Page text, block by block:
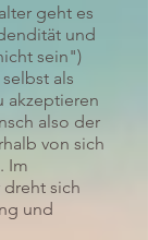
geht es
und
sein")
als
akzeptieren
also der
von sich
Im
dreht sich
und